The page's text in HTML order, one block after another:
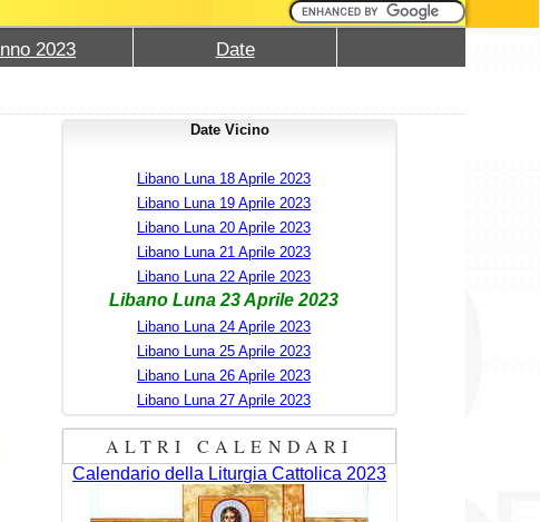
2023 Date
Date Vicino
Libano Luna 18 Aprile 2023
Libano Luna 19 Aprile 2023
Libano Luna 20 Aprile 2023
Libano Luna 21 Aprile 2023
Libano Luna 22 Aprile 2023
Libano Luna 23 Aprile 2023
Libano Luna 24 Aprile 2023
Libano Luna 25 Aprile 2023
Libano Luna 26 Aprile 2023
Libano Luna 27 Aprile 2023
ALTRI CALENDARI
Calendario della Liturgia Cattolica 2023